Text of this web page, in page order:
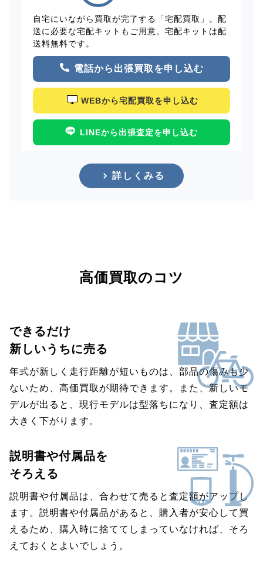
自宅にいながら買取が完了する「宅配買取」。配
送に必要な宅配キットもご用意。宅配キットは配
送料無料です。
電話から出張買取を申し込む
WEBから宅配買取を申し込む
LINEから出張査定を申し込む
詳しくみる
高価買取のコツ
できるだけ
新しいうちに売る
年式が新しく走行距離が短いものは、部品の傷みも少
ないため、高価買取が期待できます。また、新しいモ
デルが出ると、現行モデルは型落ちになり、査定額は
大きく下がります。
説明書や付属品を
そろえる
説明書や付属品は、合わせて売ると査定額がアップし
ます。説明書や付属品があると、購入者が安心して買
えるため、購入時に捨ててしまっていなければ、そろ
えておくとよいでしょう。